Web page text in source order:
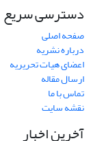
دسترسی سریع
صفحه اصلی
درباره نشریه
اعضای هیات تحریریه
ارسال مقاله
تماس با ما
نقشه سایت
آخرین اخبار